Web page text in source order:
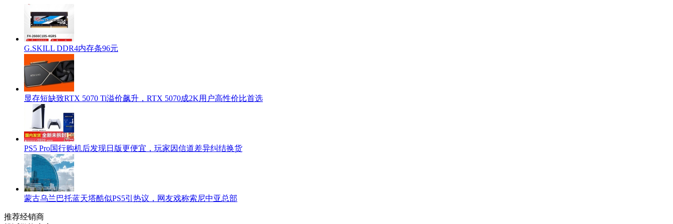
G.SKILL DDR4内存条96元
显存短缺致RTX 5070 Ti溢价飙升，RTX 5070成2K用户高性价比首选
PS5 Pro国行购机后发现日版更便宜，玩家因信道差异纠结换货
蒙古乌兰巴托蓝天塔酷似PS5引热议，网友戏称索尼中亚总部
推荐经销商